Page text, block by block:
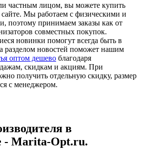
частным лицом, вы можете купить
сайте. Мы работаем с физическими и
поэтому принимаем заказы как от
совместных покупок.
новинки помогут всегда быть в
разделом новостей поможет нашим
оптом дешево благодаря
скидкам и акциям. При
получить отдельную скидку, размер
с менеджером.
в
- Marita-Opt.ru.